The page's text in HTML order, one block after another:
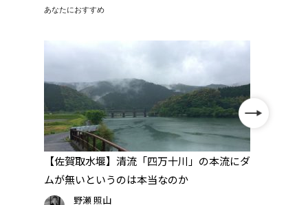
あなたにおすすめ
【佐賀取水堰】清流「四万十川」の本流にダ
ムが無いというのは本当なのか
野瀬 照山